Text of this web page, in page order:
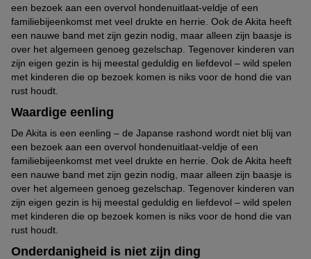
een bezoek aan een overvol hondenuitlaat-veldje of een
familiebijeenkomst met veel drukte en herrie. Ook de Akita heeft
een nauwe band met zijn gezin nodig, maar alleen zijn baasje is
over het algemeen genoeg gezelschap. Tegenover kinderen van
zijn eigen gezin is hij meestal geduldig en liefdevol – wild spelen
met kinderen die op bezoek komen is niks voor de hond die van
rust houdt.
Waardige eenling
De Akita is een eenling – de Japanse rashond wordt niet blij van
een bezoek aan een overvol hondenuitlaat-veldje of een
familiebijeenkomst met veel drukte en herrie. Ook de Akita heeft
een nauwe band met zijn gezin nodig, maar alleen zijn baasje is
over het algemeen genoeg gezelschap. Tegenover kinderen van
zijn eigen gezin is hij meestal geduldig en liefdevol – wild spelen
met kinderen die op bezoek komen is niks voor de hond die van
rust houdt.
Onderdanigheid is niet zijn ding